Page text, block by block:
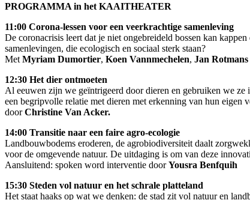
PROGRAMMA in het KAAITHEATER
11:00 Corona-lessen voor een veerkrachtige samenleving
De coronacrisis leert dat je niet ongebreideld bossen kan
samenlevingen, die ecologisch en sociaal sterk staan?
Met Myriam Dumortier, Koen Vannmechelen, Jan Rotmans
12:30 Het dier ontmoeten
Al eeuwen zijn we geïntrigeerd door dieren en gebruiken we
een begripvolle relatie met dieren met erkenning van hun eigen
doorChristine Van Acker.
14:00 Transitie naar een faire agro-ecologie
Landbouwbodems eroderen, de agrobiodiversiteit daalt
voor de omgevende natuur. De uitdaging is om van deze
Aansluitend: spoken word interventie doorYousra Benfquih
15:30 Steden vol natuur en het schrale platteland
Het staat haaks op wat we denken: de stad zit vol natuur en